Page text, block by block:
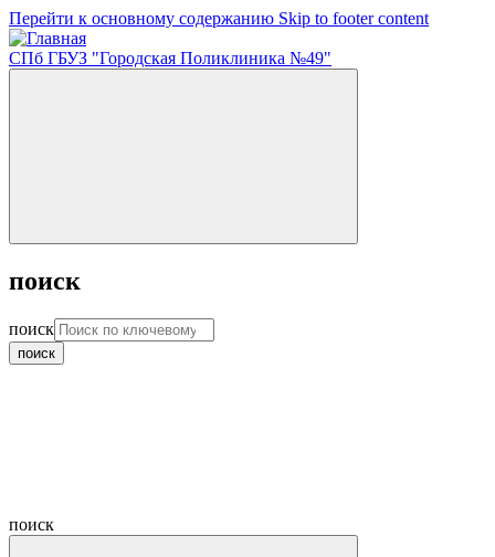
Перейти к основному содержанию Skip to footer content
СПб ГБУЗ "Городская Поликлиника №49"
поиск
поиск
поиск